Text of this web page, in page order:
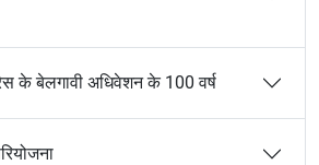
के बेलगावी अधिवेशन के 100 वर्ष